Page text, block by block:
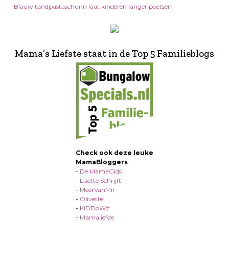
Blauw tandpastaschuim laat kinderen langer poetsen
Mama’s Liefste staat in de Top 5 Familieblogs
Check ook deze leuke
MamaBloggers
- De MamaGids
- Lisette Schrijft
- MeerVanMir
- Olivette
- KiDDoWz
- Mamaliefde